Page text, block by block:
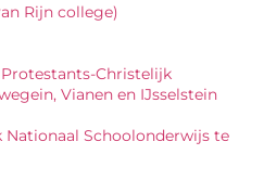
Rijn college)
Christelijk
Vianen en IJsselstein
Schoolonderwijs te